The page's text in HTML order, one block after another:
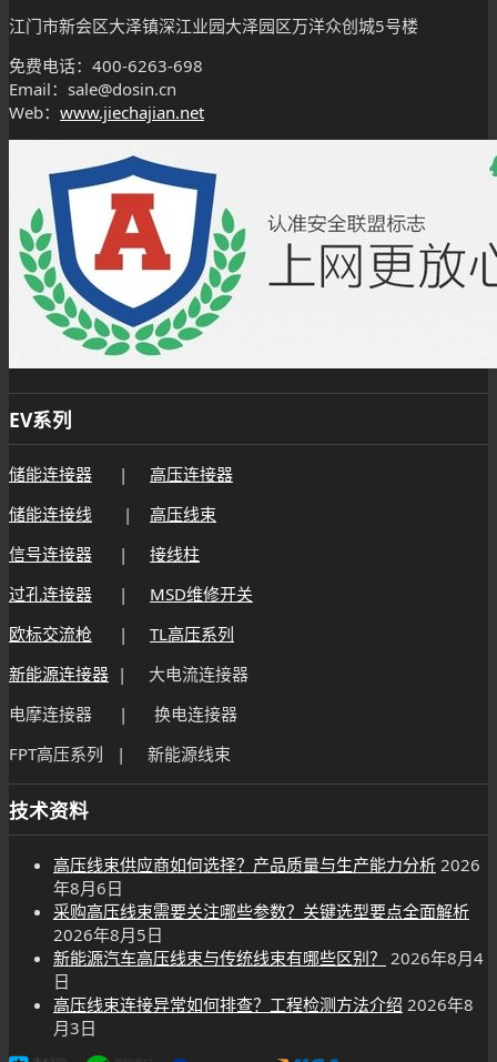
江门市新会区大泽镇深江业园大泽园区万洋众创城5号楼
免费电话：400-6263-698
Email：sale@dosin.cn
Web： www.jiechajian.net
EV系列
储能连接器 | 高压连接器
储能连接线 | 高压线束
信号连接器 | 接线柱
过孔连接器 | MSD维修开关
欧标交流枪 | TL高压系列
新能源连接器 | 大电流连接器
电摩连接器 | 换电连接器
FPT高压系列 | 新能源线束
技术资料
高压线束供应商如何选择？产品质量与生产能力分析 2026
年8月6日
采购高压线束需要关注哪些参数？关键选型要点全面解析
2026年8月5日
新能源汽车高压线束与传统线束有哪些区别？ 2026年8月4
日
高压线束连接异常如何排查？工程检测方法介绍 2026年8
月3日